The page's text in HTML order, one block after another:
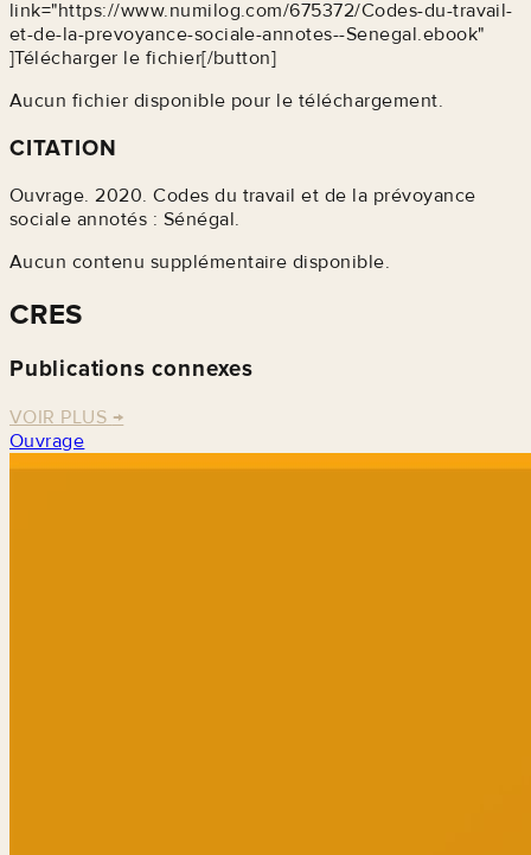
link="https://www.numilog.com/675372/Codes-du-travail-
et-de-la-prevoyance-sociale-annotes--Senegal.ebook"
]Télécharger le fichier[/button]
Aucun fichier disponible pour le téléchargement.
CITATION
Ouvrage. 2020. Codes du travail et de la prévoyance
sociale annotés : Sénégal.
Aucun contenu supplémentaire disponible.
CRES
Publications connexes
VOIR PLUS →
Ouvrage